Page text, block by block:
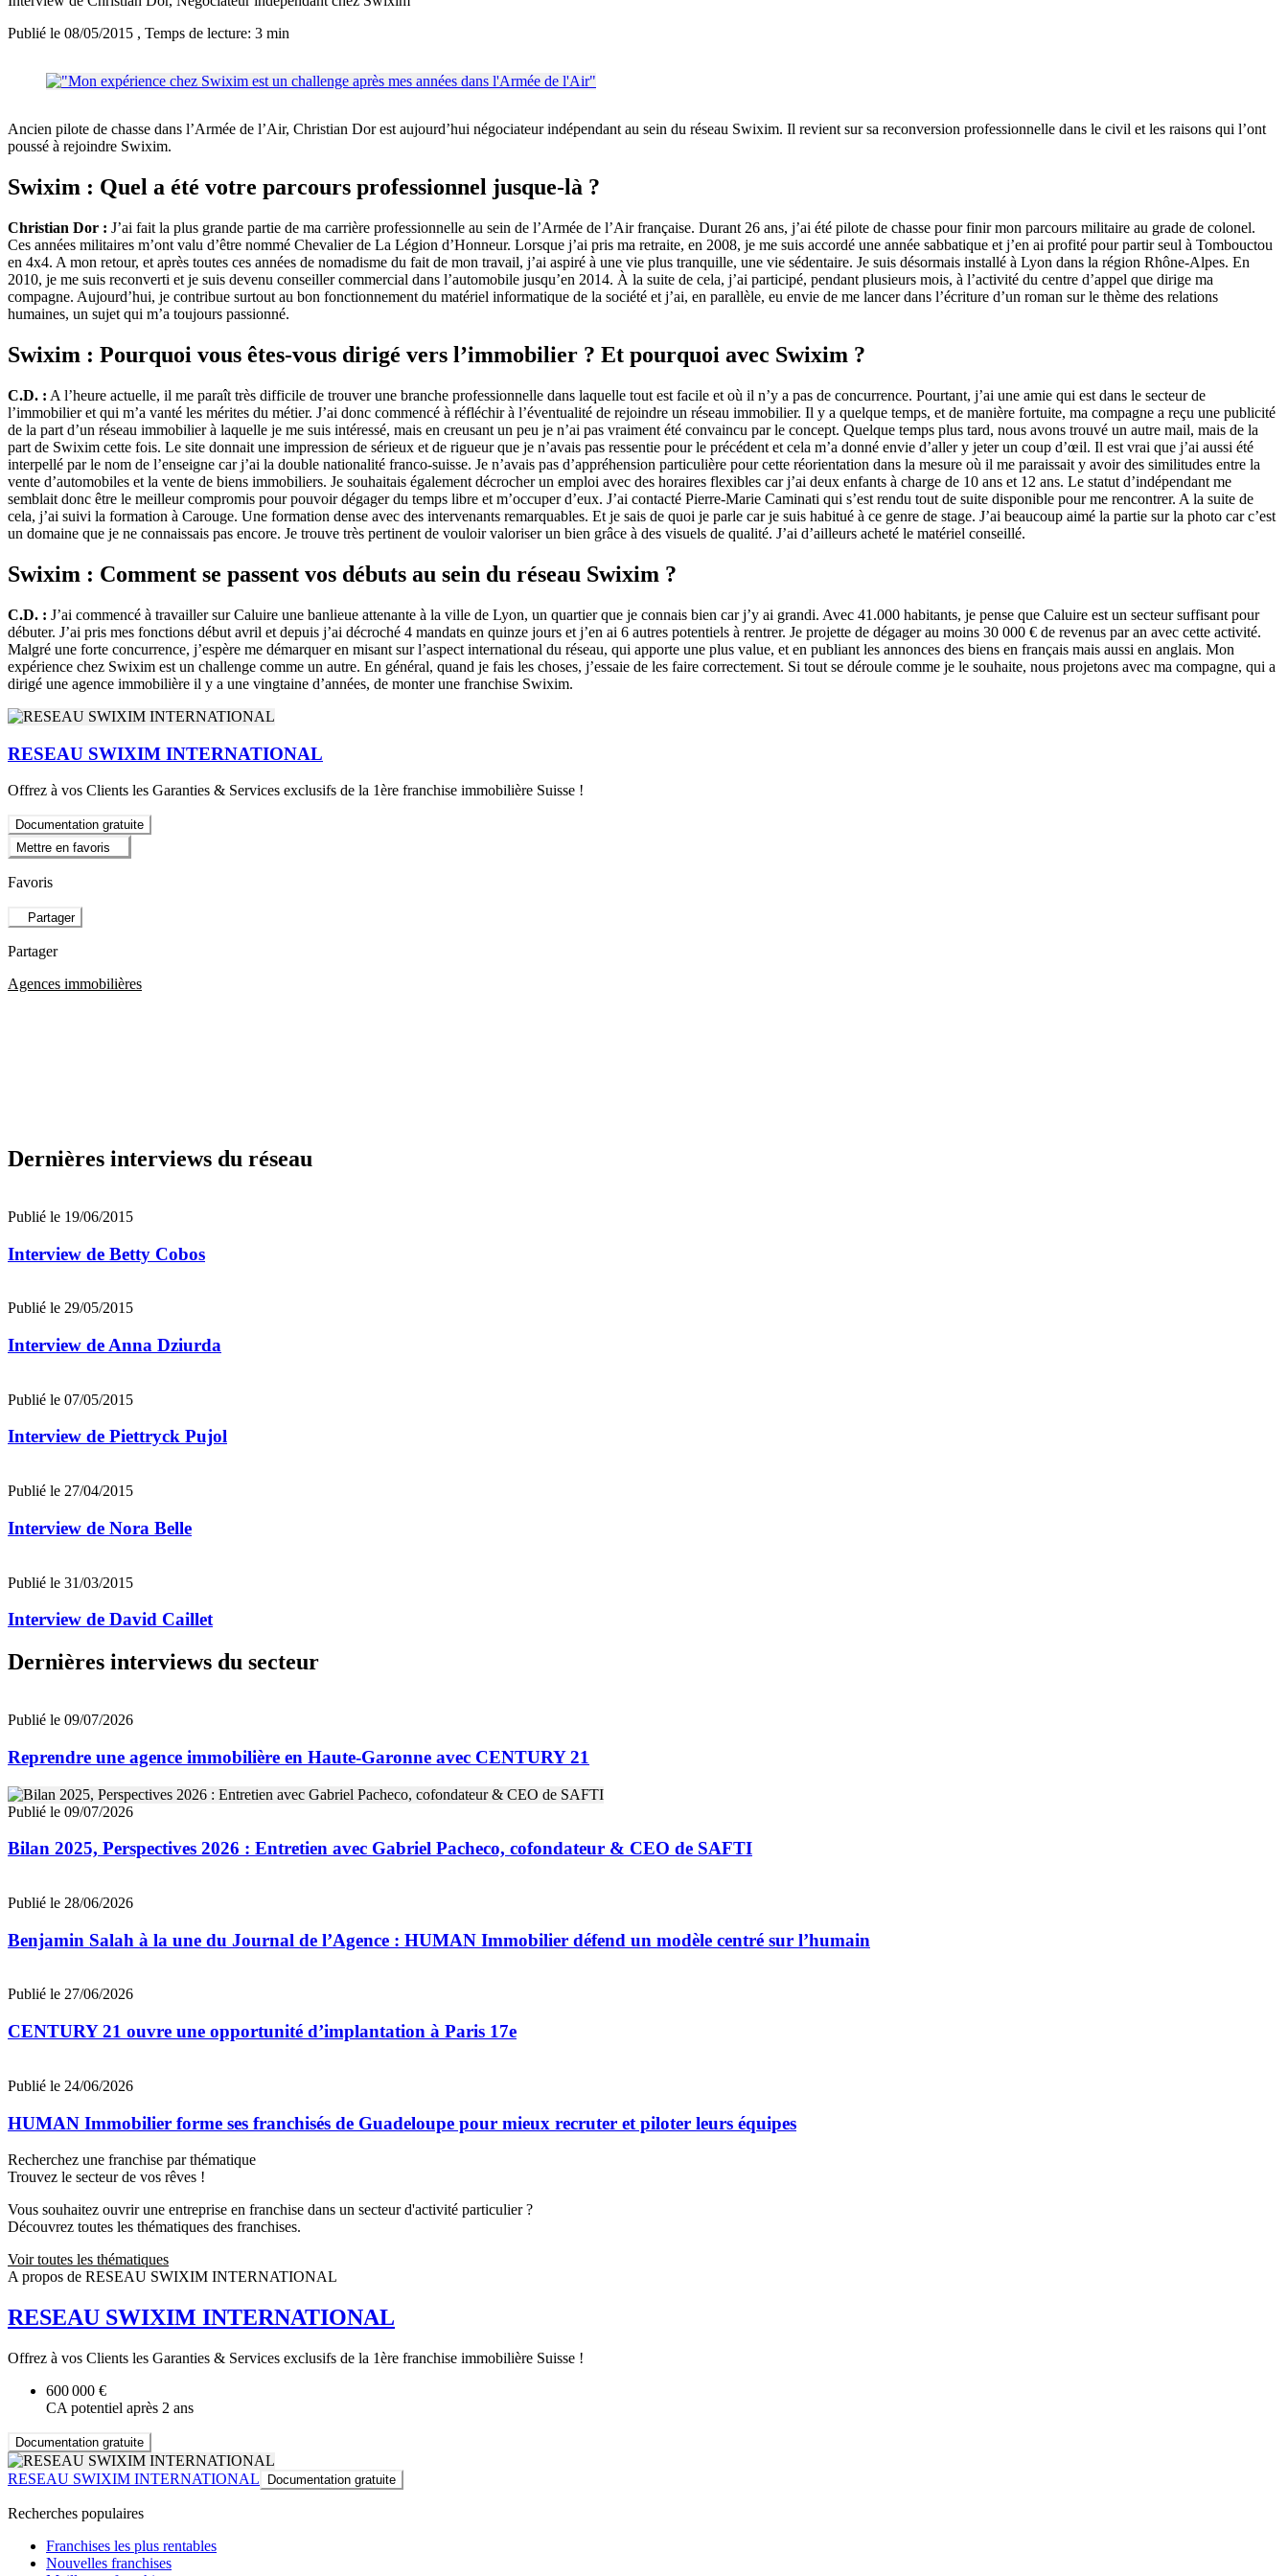
Publié le 08/05/2015 , Temps de lecture: 3 min
Ancien pilote de chasse dans l’Armée de l’Air, Christian Dor est aujourd’hui négociateur indépendant au sein du réseau Swixim. Il revient sur sa reconversion professionnelle dans le civil et les raisons qui l’ont
poussé à rejoindre Swixim.
Swixim : Quel a été votre parcours professionnel jusque-là ?
Christian Dor : J’ai fait la plus grande partie de ma carrière professionnelle au sein de l’Armée de l’Air française. Durant 26 ans, j’ai été pilote de chasse pour finir mon parcours militaire au grade de colonel.
Ces années militaires m’ont valu d’être nommé Chevalier de La Légion d’Honneur. Lorsque j’ai pris ma retraite, en 2008, je me suis accordé une année sabbatique et j’en ai profité pour partir seul à Tombouctou
en 4x4. A mon retour, et après toutes ces années de nomadisme du fait de mon travail, j’ai aspiré à une vie plus tranquille, une vie sédentaire. Je suis désormais installé à Lyon dans la région Rhône-Alpes. En
2010, je me suis reconverti et je suis devenu conseiller commercial dans l’automobile jusqu’en 2014. À la suite de cela, j’ai participé, pendant plusieurs mois, à l’activité du centre d’appel que dirige ma
compagne. Aujourd’hui, je contribue surtout au bon fonctionnement du matériel informatique de la société et j’ai, en parallèle, eu envie de me lancer dans l’écriture d’un roman sur le thème des relations
humaines, un sujet qui m’a toujours passionné.
Swixim : Pourquoi vous êtes-vous dirigé vers l’immobilier ? Et pourquoi avec Swixim ?
C.D. : A l’heure actuelle, il me paraît très difficile de trouver une branche professionnelle dans laquelle tout est facile et où il n’y a pas de concurrence. Pourtant, j’ai une amie qui est dans le secteur de
l’immobilier et qui m’a vanté les mérites du métier. J’ai donc commencé à réfléchir à l’éventualité de rejoindre un réseau immobilier. Il y a quelque temps, et de manière fortuite, ma compagne a reçu une publicité
de la part d’un réseau immobilier à laquelle je me suis intéressé, mais en creusant un peu je n’ai pas vraiment été convaincu par le concept. Quelque temps plus tard, nous avons trouvé un autre mail, mais de la
part de Swixim cette fois. Le site donnait une impression de sérieux et de rigueur que je n’avais pas ressentie pour le précédent et cela m’a donné envie d’aller y jeter un coup d’œil. Il est vrai que j’ai aussi été
interpellé par le nom de l’enseigne car j’ai la double nationalité franco-suisse. Je n’avais pas d’appréhension particulière pour cette réorientation dans la mesure où il me paraissait y avoir des similitudes entre la
vente d’automobiles et la vente de biens immobiliers. Je souhaitais également décrocher un emploi avec des horaires flexibles car j’ai deux enfants à charge de 10 ans et 12 ans. Le statut d’indépendant me
semblait donc être le meilleur compromis pour pouvoir dégager du temps libre et m’occuper d’eux. J’ai contacté Pierre-Marie Caminati qui s’est rendu tout de suite disponible pour me rencontrer. A la suite de
cela, j’ai suivi la formation à Carouge. Une formation dense avec des intervenants remarquables. Et je sais de quoi je parle car je suis habitué à ce genre de stage. J’ai beaucoup aimé la partie sur la photo car c’est
un domaine que je ne connaissais pas encore. Je trouve très pertinent de vouloir valoriser un bien grâce à des visuels de qualité. J’ai d’ailleurs acheté le matériel conseillé.
Swixim : Comment se passent vos débuts au sein du réseau Swixim ?
C.D. : J’ai commencé à travailler sur Caluire une banlieue attenante à la ville de Lyon, un quartier que je connais bien car j’y ai grandi. Avec 41.000 habitants, je pense que Caluire est un secteur suffisant pour
débuter. J’ai pris mes fonctions début avril et depuis j’ai décroché 4 mandats en quinze jours et j’en ai 6 autres potentiels à rentrer. Je projette de dégager au moins 30 000 € de revenus par an avec cette activité.
Malgré une forte concurrence, j’espère me démarquer en misant sur l’aspect international du réseau, qui apporte une plus value, et en publiant les annonces des biens en français mais aussi en anglais. Mon
expérience chez Swixim est un challenge comme un autre. En général, quand je fais les choses, j’essaie de les faire correctement. Si tout se déroule comme je le souhaite, nous projetons avec ma compagne, qui a
dirigé une agence immobilière il y a une vingtaine d’années, de monter une franchise Swixim.
RESEAU SWIXIM INTERNATIONAL
Offrez à vos Clients les Garanties & Services exclusifs de la 1ère franchise immobilière Suisse !
Documentation gratuite
Mettre en favoris
Favoris
Partager
Partager
Agences immobilières
Dernières interviews du réseau
Publié le 19/06/2015
Interview de Betty Cobos
Publié le 29/05/2015
Interview de Anna Dziurda
Publié le 07/05/2015
Interview de Piettryck Pujol
Publié le 27/04/2015
Interview de Nora Belle
Publié le 31/03/2015
Interview de David Caillet
Dernières interviews du secteur
Publié le 09/07/2026
Reprendre une agence immobilière en Haute-Garonne avec CENTURY 21
Publié le 09/07/2026
Bilan 2025, Perspectives 2026 : Entretien avec Gabriel Pacheco, cofondateur & CEO de SAFTI
Publié le 28/06/2026
Benjamin Salah à la une du Journal de l’Agence : HUMAN Immobilier défend un modèle centré sur l’humain
Publié le 27/06/2026
CENTURY 21 ouvre une opportunité d’implantation à Paris 17e
Publié le 24/06/2026
HUMAN Immobilier forme ses franchisés de Guadeloupe pour mieux recruter et piloter leurs équipes
Recherchez une franchise par thématique
Trouvez le secteur de vos rêves !
Vous souhaitez ouvrir une entreprise en franchise dans un secteur d'activité particulier ?
Découvrez toutes les thématiques des franchises.
Voir toutes les thématiques
A propos de RESEAU SWIXIM INTERNATIONAL
RESEAU SWIXIM INTERNATIONAL
Offrez à vos Clients les Garanties & Services exclusifs de la 1ère franchise immobilière Suisse !
600 000 €
CA potentiel après 2 ans
Documentation gratuite
RESEAU SWIXIM INTERNATIONAL Documentation gratuite
Recherches populaires
Franchises les plus rentables
Nouvelles franchises